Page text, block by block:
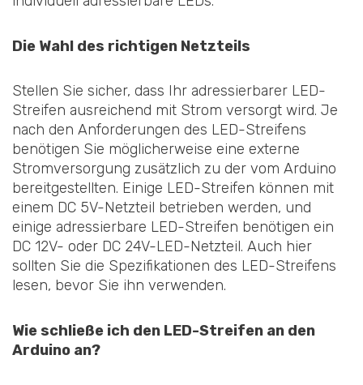
Die Wahl des richtigen Netzteils
Stellen Sie sicher, dass Ihr adressierbarer LED-
Streifen ausreichend mit Strom versorgt wird. Je
nach den Anforderungen des LED-Streifens
benötigen Sie möglicherweise eine externe
Stromversorgung zusätzlich zu der vom Arduino
bereitgestellten. Einige LED-Streifen können mit
einem DC 5V-Netzteil betrieben werden, und
einige adressierbare LED-Streifen benötigen ein
DC 12V- oder DC 24V-LED-Netzteil. Auch hier
sollten Sie die Spezifikationen des LED-Streifens
lesen, bevor Sie ihn verwenden.
Wie schließe ich den LED-Streifen an den
Arduino an?